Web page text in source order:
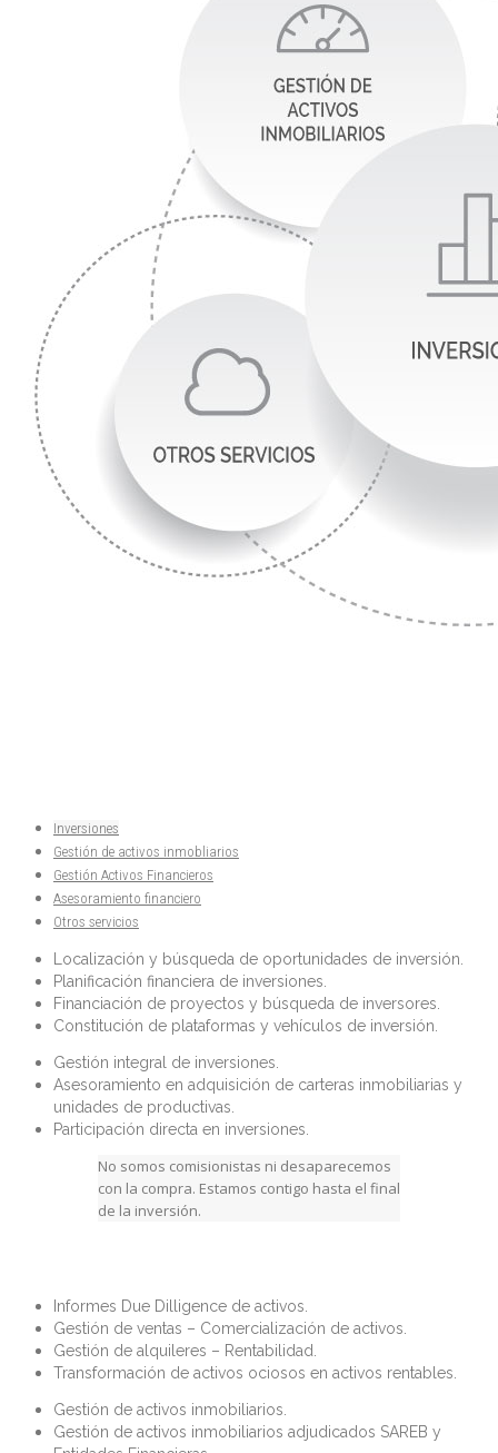
Inversiones
Gestión de activos inmobliarios
Gestión Activos Financieros
Asesoramiento financiero
Otros servicios
Localización y búsqueda de oportunidades de inversión.
Planificación financiera de inversiones.
Financiación de proyectos y búsqueda de inversores.
Constitución de plataformas y vehículos de inversión.
Gestión integral de inversiones.
Asesoramiento en adquisición de carteras inmobiliarias y
unidades de productivas.
Participación directa en inversiones.
No somos comisionistas ni desaparecemos
con la compra. Estamos contigo hasta el final
de la inversión.
Informes Due Dilligence de activos.
Gestión de ventas – Comercialización de activos.
Gestión de alquileres – Rentabilidad.
Transformación de activos ociosos en activos rentables.
Gestión de activos inmobiliarios.
Gestión de activos inmobiliarios adjudicados SAREB y